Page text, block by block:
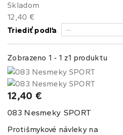
Skladom
12,40 €
Triediť podľa
Zobrazeno 1 - 1 z1 produktu
12,40 €
083 Nesmeky SPORT
Protišmykové návleky na